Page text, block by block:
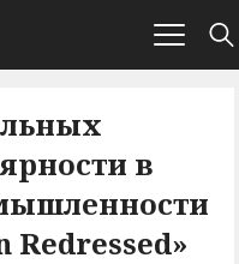
в
Redressed»